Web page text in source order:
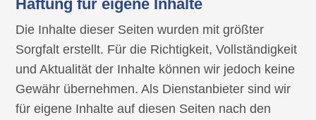
Haftung für eigene Inhalte
Die Inhalte dieser Seiten wurden mit größter
Sorgfalt erstellt. Für die Richtigkeit, Vollständigkeit
und Aktualität der Inhalte können wir jedoch keine
Gewähr übernehmen. Als Dienstanbieter sind wir
für eigene Inhalte auf diesen Seiten nach den